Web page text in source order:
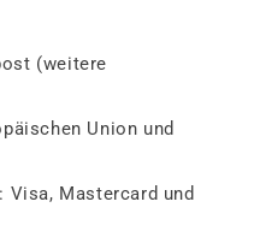
(weitere
Union und
Visa, Mastercard und